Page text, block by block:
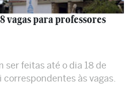
vagas para professores
ser feitas até o dia 18 de
às vagas.